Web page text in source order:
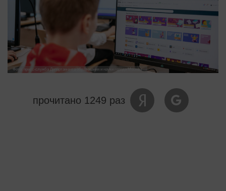
Фото: пресс-служба Департамента образования и науки города Москвы
прочитано 1249 раз